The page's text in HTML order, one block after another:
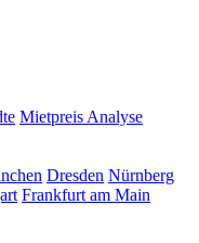
Mietpreis Analyse
Dresden Nürnberg
Frankfurt am Main